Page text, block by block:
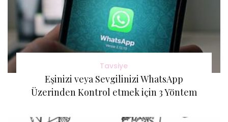
Tavsiye
Eşinizi veya Sevgilinizi WhatsApp
Üzerinden Kontrol etmek için 3 Yöntem